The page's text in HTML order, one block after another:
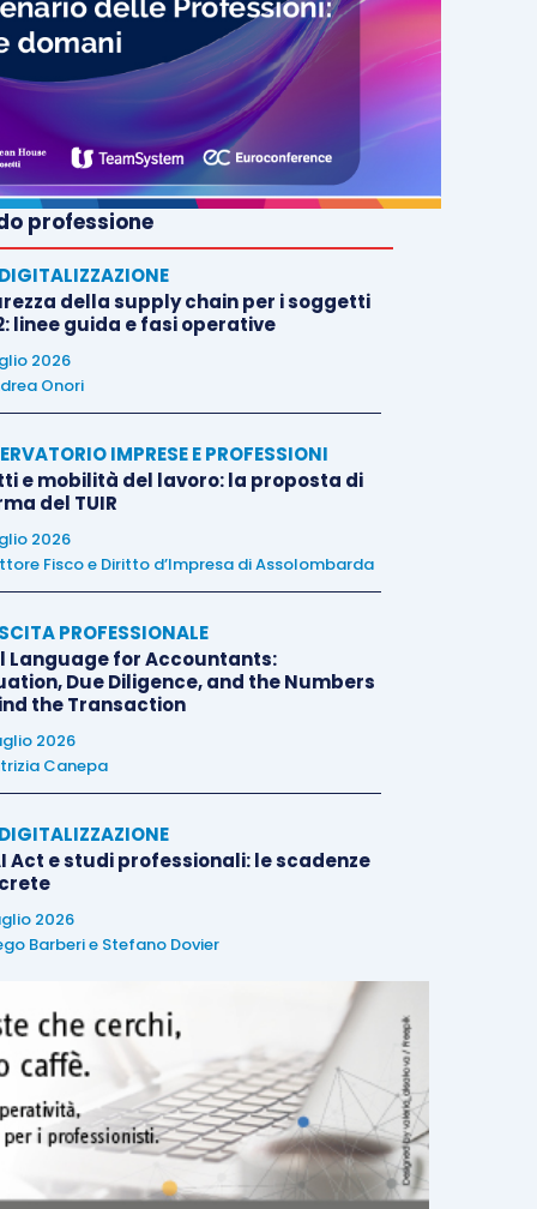
professione
della supply chain per i soggetti
linee guida e fasi operative
2026
Onori
IMPRESE E PROFESSIONI
e mobilità del lavoro: la proposta di
del TUIR
2026
Fisco e Diritto d’Impresa di Assolombarda
PROFESSIONALE
Language for Accountants:
Due Diligence, and the Numbers
the Transaction
2026
Canepa
Act e studi professionali: le scadenze
2026
Barberie Stefano Dovier